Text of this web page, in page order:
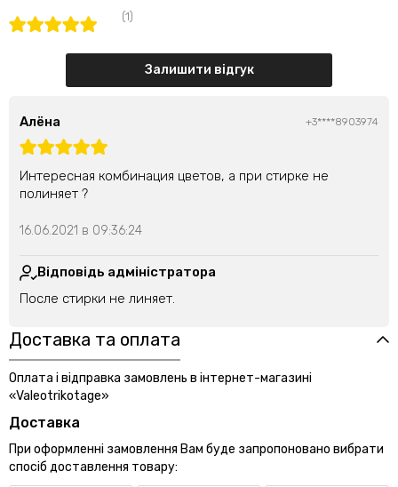
(1)
Залишити відгук
Алёна +3****8903974
Интересная комбинация цветов, а при стирке не
полиняет ?
16.06.2021 в 09:36:24
Відповідь адміністратора
После стирки не линяет.
Доставка та оплата
Оплата і відправка замовлень в інтернет-магазині
«Valeotrikotage»
Доставка
При оформленні замовлення Вам буде запропоновано вибрати
спосіб доставлення товару: